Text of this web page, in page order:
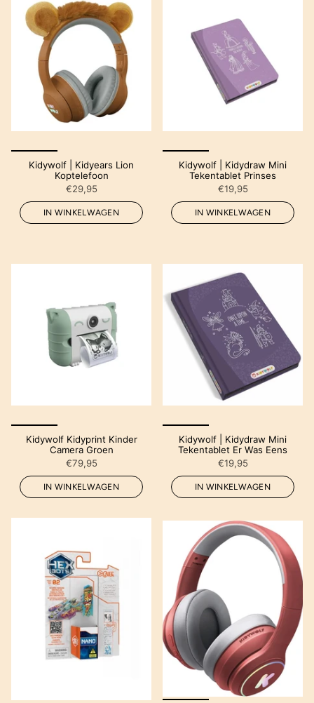
Kidywolf | Kidyears Lion
Koptelefoon
€29,95
IN WINKELWAGEN
Kidywolf | Kidydraw Mini
Tekentablet Prinses
€19,95
IN WINKELWAGEN
Kidywolf Kidyprint Kinder
Camera Groen
€79,95
IN WINKELWAGEN
Kidywolf | Kidydraw Mini
Tekentablet Er Was Eens
€19,95
IN WINKELWAGEN